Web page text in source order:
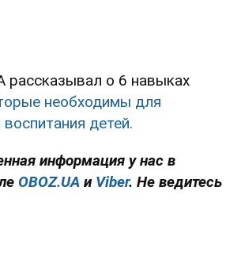
рассказывал о 6 навыках
необходимы для
детей.
информация у нас в
OBOZ.UA и Viber. Не ведитесь